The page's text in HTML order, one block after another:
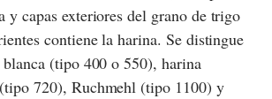
y capas exteriores del grano de trigo
contiene la harina. Se distingue
(tipo 400 o 550), harina
720), Ruchmehl (tipo 1100) y